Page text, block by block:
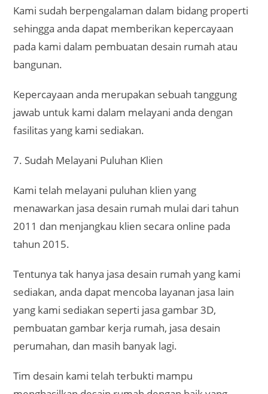
Kami telah melayani puluhan klien yang
menawarkan jasa desain rumah mulai dari tahun
2011 dan menjangkau klien secara online pada
tahun 2015.
Tentunya tak hanya jasa desain rumah yang kami
sediakan, anda dapat mencoba layanan jasa lain
yang kami sediakan seperti jasa gambar 3D,
perumahan, dan masih banyak lagi.
Tim desain kami telah terbukti mampu
menghasilkan desain rumah dengan baik yang
mampu kami hasilkan serta mendapatkan respon
dan testimoni baik dari para klien.
Keunggulan Menggunakan Layanan Jasa
Desain Rumah Secara Online
Dalam dunia arsitektur dan desain rumah,
perkembangan teknologi digital membawa
kemudahan baru bagi masyarakat.
Kini, Anda tidak perlu lagi datang langsung ke kantor